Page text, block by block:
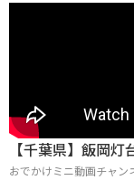
【千葉県】飯岡灯
おでかけミニ動画チャン